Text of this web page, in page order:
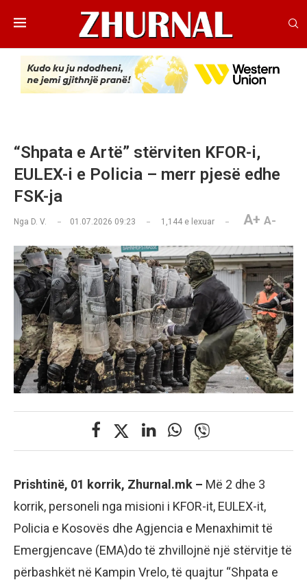
“Shpata e Artë” stërviten KFOR-i,
EULEX-i e Policia – merr pjesë edhe
FSK-ja
Nga D. V. 01.07.2026 09:23 1,144 e lexuar A+ A-
Prishtinë, 01 korrik, Zhurnal.mk – Më 2 dhe 3
korrik, personeli nga misioni i KFOR-it, EULEX-it,
Policia e Kosovës dhe Agjencia e Menaxhimit të
Emergjencave (EMA)do të zhvillojnë një stërvitje të
përbashkët në Kampin Vrelo, të quajtur “Shpata e